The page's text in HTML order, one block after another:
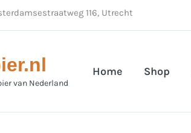
116, Utrecht
van Nederland
Home Shop